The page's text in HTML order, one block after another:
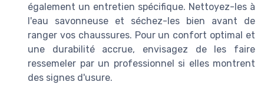
également un entretien spécifique. Nettoyez-les à
l'eau savonneuse et séchez-les bien avant de
ranger vos chaussures. Pour un confort optimal et
une durabilité accrue, envisagez de les faire
ressemeler par un professionnel si elles montrent
des signes d'usure.